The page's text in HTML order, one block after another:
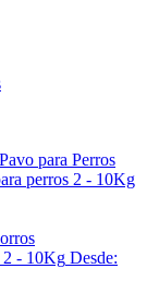
perros 2 - 10Kg
2 - 10Kg Desde: